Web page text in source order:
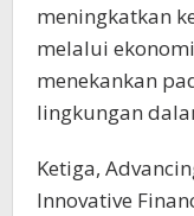
meningkatkan
melalui
menekankan
lingkungan
Ketiga,
Innovative